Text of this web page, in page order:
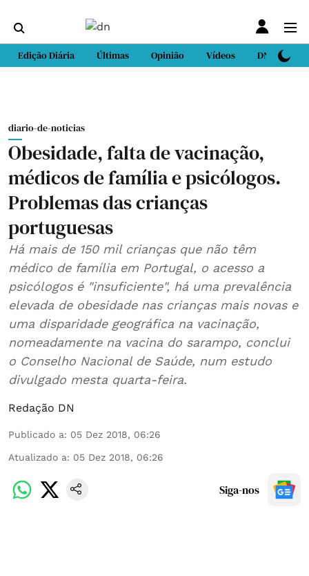
Edição Diária Últimas Opinião Vídeos DN Sport
diario-de-noticias
Obesidade, falta de vacinação,
médicos de família e psicólogos.
Problemas das crianças
portuguesas
Há mais de 150 mil crianças que não têm
médico de família em Portugal, o acesso a
psicólogos é "insuficiente", há uma prevalência
elevada de obesidade nas crianças mais novas e
uma disparidade geográfica na vacinação,
nomeadamente na vacina do sarampo, conclui
o Conselho Nacional de Saúde, num estudo
divulgado mesta quarta-feira.
Redação DN
Publicado a: 05 Dez 2018, 06:26
Atualizado a: 05 Dez 2018, 06:26
Siga-nos